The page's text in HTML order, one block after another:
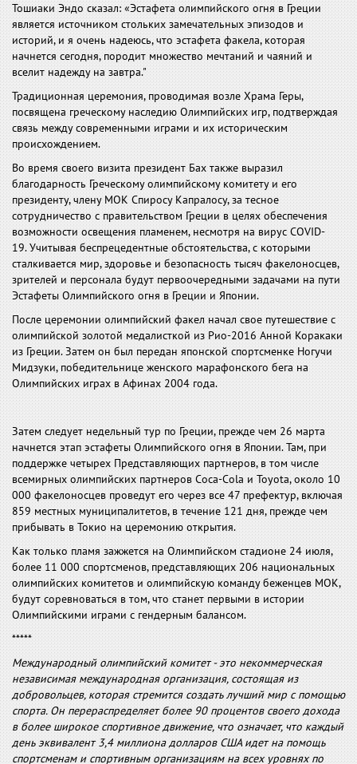
Тошиаки Эндо сказал: «Эстафета олимпийского огня в Греции
является источником стольких замечательных эпизодов и
историй, и я очень надеюсь, что эстафета факела, которая
начнется сегодня, породит множество мечтаний и чаяний и
вселит надежду на завтра."
Традиционная церемония, проводимая возле Храма Геры,
посвящена греческому наследию Олимпийских игр, подтверждая
связь между современными играми и их историческим
происхождением.
Во время своего визита президент Бах также выразил
благодарность Греческому олимпийскому комитету и его
президенту, члену МОК Спиросу Капралосу, за тесное
сотрудничество с правительством Греции в целях обеспечения
возможности освещения пламенем, несмотря на вирус COVID-
19. Учитывая беспрецедентные обстоятельства, с которыми
сталкивается мир, здоровье и безопасность тысяч факелоносцев,
зрителей и персонала будут первоочередными задачами на пути
Эстафеты Олимпийского огня в Греции и Японии.
После церемонии олимпийский факел начал свое путешествие с
олимпийской золотой медалисткой из Рио-2016 Анной Коракаки
из Греции. Затем он был передан японской спортсменке Ногучи
Мидзуки, победительнице женского марафонского бега на
Олимпийских играх в Афинах 2004 года.
Затем следует недельный тур по Греции, прежде чем 26 марта
начнется этап эстафеты Олимпийского огня в Японии. Там, при
поддержке четырех Представляющих партнеров, в том числе
всемирных олимпийских партнеров Coca-Cola и Toyota, около 10
000 факелоносцев проведут его через все 47 префектур, включая
859 местных муниципалитетов, в течение 121 дня, прежде чем
прибывать в Токио на церемонию открытия.
Как только пламя зажжется на Олимпийском стадионе 24 июля,
более 11 000 спортсменов, представляющих 206 национальных
олимпийских комитетов и олимпийскую команду беженцев МОК,
будут соревноваться в том, что станет первыми в истории
Олимпийскими играми с гендерным балансом.
*****
Международный олимпийский комитет - это некоммерческая
независимая международная организация, состоящая из
добровольцев, которая стремится создать лучший мир с помощью
спорта. Он перераспределяет более 90 процентов своего дохода
в более широкое спортивное движение, что означает, что каждый
день эквивалент 3,4 миллиона долларов США идет на помощь
спортсменам и спортивным организациям на всех уровнях по